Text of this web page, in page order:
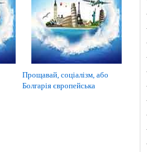
Прощавай, соціалізм, або
Болгарія європейська